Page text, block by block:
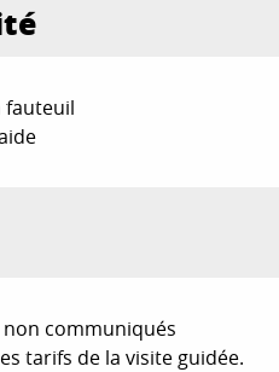
fauteuil
communiqués
tarifs de la visite guidée.